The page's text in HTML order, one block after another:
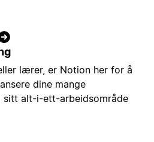
lærer, er Notion her for å
dine mange
sitt alt-i-ett-arbeidsområde